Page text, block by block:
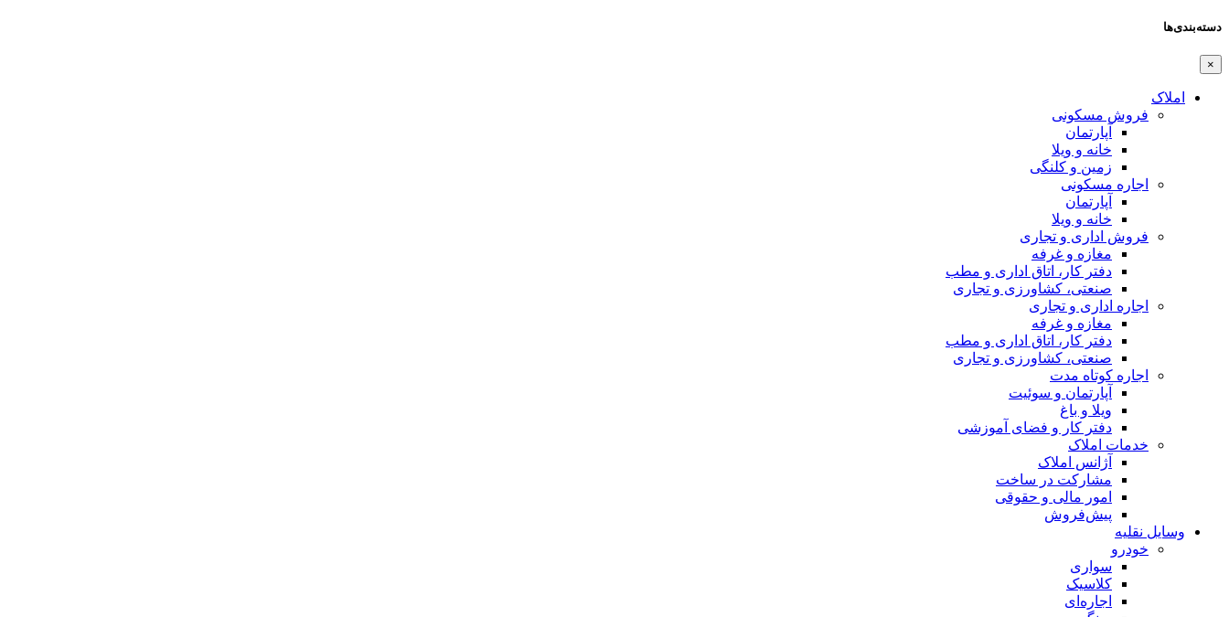
دسته‌بندی‌ها
×
املاک
فروش مسکونی
آپارتمان
خانه و ویلا
زمین و کلنگی
اجاره مسکونی
آپارتمان
خانه و ویلا
فروش اداری و تجاری
مغازه و غرفه
دفتر کار، اتاق اداری و مطب
صنعتی،‌ کشاورزی و تجاری
اجاره اداری و تجاری
مغازه و غرفه
دفتر کار، اتاق اداری و مطب
صنعتی،‌ کشاورزی و تجاری
اجاره کوتاه مدت
آپارتمان و سوئیت
ویلا و باغ
دفتر کار و فضای آموزشی
خدمات املاک
آژانس املاک
مشارکت در ساخت
امور مالی و حقوقی
پیش‌فروش
وسایل نقلیه
خودرو
سواری
کلاسیک
اجاره‌ای